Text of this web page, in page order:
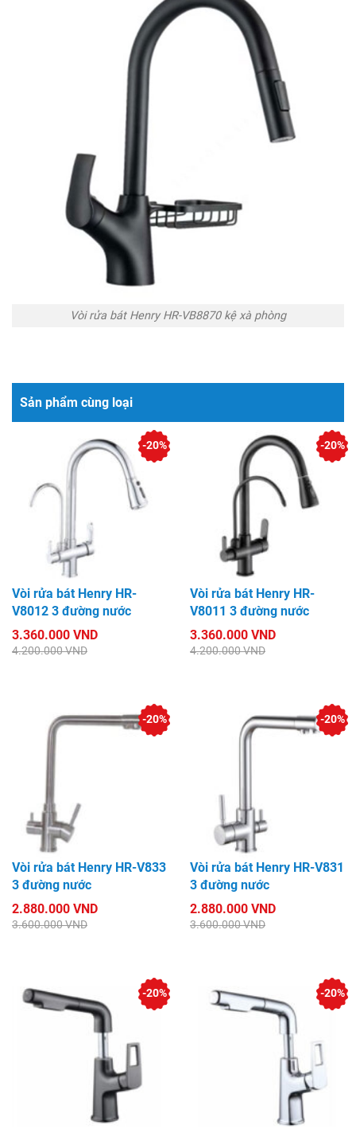
Vòi rửa bát Henry HR-VB8870 kệ xà phòng
Sản phẩm cùng loại
Vòi rửa bát Henry HR-
V8012 3 đường nước
3.360.000 VND
4.200.000 VND
-20%
Vòi rửa bát Henry HR-
V8011 3 đường nước
3.360.000 VND
4.200.000 VND
-20%
Vòi rửa bát Henry HR-V833
3 đường nước
2.880.000 VND
3.600.000 VND
-20%
Vòi rửa bát Henry HR-V831
3 đường nước
2.880.000 VND
3.600.000 VND
-20%
-20% -20%